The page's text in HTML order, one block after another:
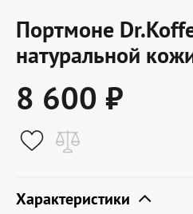
Акции
О компании
Условия доставки
Портмоне
натуральной
8 600 ₽
Характеристики